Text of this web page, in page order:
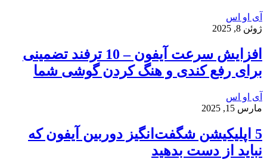
آی او اس
ژوئن 8, 2025
افزایش سرعت آیفون – 10 ترفند تضمینی
برای رفع کندی و هنگ کردن گوشی شما
آی او اس
مارس 15, 2025
5 اپلیکیشن شگفت‌انگیز دوربین آیفون که
نباید از دست بدهید